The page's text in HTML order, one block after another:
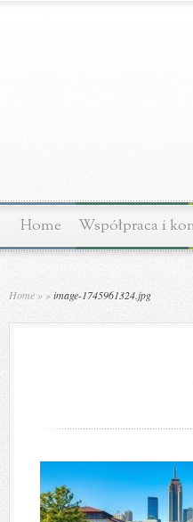
Home Współpraca i
Home » »image-1745961324.jpg